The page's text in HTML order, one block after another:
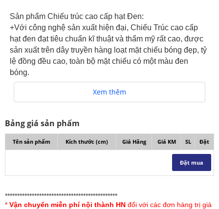
Sản phẩm Chiếu trúc cao cấp hạt Đen:
+Với công nghệ sản xuất hiện đại, Chiếu Trúc cao cấp
hạt đen đạt tiêu chuẩn kĩ thuật và thẩm mỹ rất cao, được
sản xuất trên dây truyền hàng loạt mặt chiếu bóng đẹp, tỷ
lệ đồng đều cao, toàn bộ mặt chiếu có một màu đen
bóng.
Hạt chiếu trúc nhắn bóng, mịn và mát tay
+Chiếu trúc cao cấp hạt đen là hàng chất lượng cao
được xuất xứ từ Đài Loan, chiếu được làm từ trúc tự
nhiên, bề mặt nhẵn, bền đẹp là an toàn cho làn da của
bạn cũng như cả gia đình. Chất liệu trúc tự nhiên đem
đến cho bạn cảm giác thoải mái, mát mẻ và không bị đau
Xem thêm
Bảng giá sản phẩm
Tên sản phẩm Kích thước (cm) Giá Hãng Giá KM SL Đặt
Đặt mua
**********************************************
* Vận chuyển miễn phí nội thành HN đối với các đơn hàng trị giá